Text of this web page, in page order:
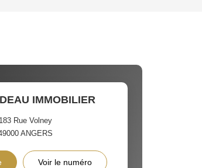
IMMOBILIER
183 Rue Volney
ANGERS
Voir le numéro